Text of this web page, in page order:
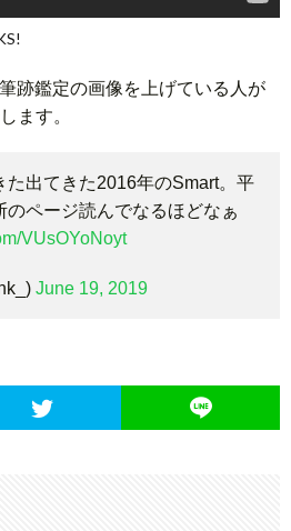
跡鑑定の画像を上げている人が
ます。
た出てきた2016年のSmart。平
のページ読んでなるほどなぁ
VUsOYoNoyt
June 19, 2019